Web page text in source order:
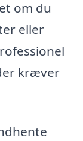
om du
eller
kræver